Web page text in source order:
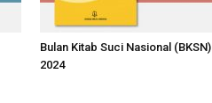
Bulan Kitab Suci Nasional (BKSN)
2024